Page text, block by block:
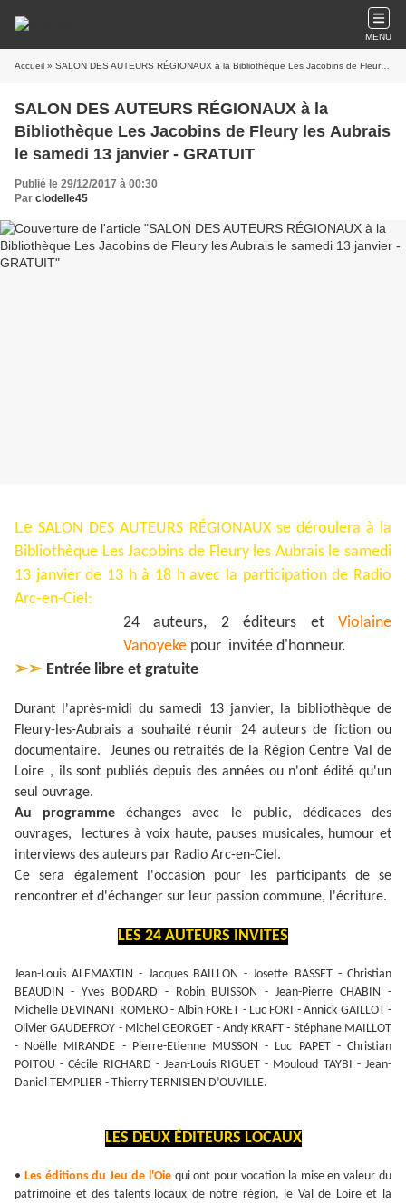
MENU
Accueil » SALON DES AUTEURS RÉGIONAUX à la Bibliothèque Les Jacobins de Fleury les Aubrais le samedi 13 janvier - GRATUIT
SALON DES AUTEURS RÉGIONAUX à la
Bibliothèque Les Jacobins de Fleury les Aubrais
le samedi 13 janvier - GRATUIT
Publié le 29/12/2017 à 00:30
Par clodelle45
Le SALON DES AUTEURS RÉGIONAUX se déroulera à la
Bibliothèque Les Jacobins de Fleury les Aubrais le samedi
13 janvier de 13 h à 18 h avec la participation de Radio
Arc-en-Ciel:
24 auteurs, 2 éditeurs et Violaine
Vanoyeke pour invitée d'honneur.
➢➢ Entrée libre et gratuite
Durant l'après-midi du samedi 13 janvier, la bibliothèque de
Fleury-les-Aubrais a souhaité réunir 24 auteurs de fiction ou
documentaire. Jeunes ou retraités de la Région Centre Val de
Loire , ils sont publiés depuis des années ou n'ont édité qu'un
seul ouvrage.
Au programmeéchanges avec le public, dédicaces des
ouvrages, lectures à voix haute, pauses musicales, humour et
interviews des auteurs par Radio Arc-en-Ciel.
Ce sera également l'occasion pour les participants de se
rencontrer et d'échanger sur leur passion commune, l'écriture.
LES 24 AUTEURS INVITES
Jean-Louis ALEMAXTIN - Jacques BAILLON - Josette BASSET - Christian
BEAUDIN - Yves BODARD - Robin BUISSON - Jean-Pierre CHABIN -
Michelle DEVINANT ROMERO - Albin FORET - Luc FORI - Annick GAILLOT -
Olivier GAUDEFROY - Michel GEORGET - Andy KRAFT - Stéphane MAILLOT
- Noëlle MIRANDE - Pierre-Etienne MUSSON - Luc PAPET - Christian
POITOU - Cécile RICHARD - Jean-Louis RIGUET - Mouloud TAYBI - Jean-
Daniel TEMPLIER - Thierry TERNISIEN D’OUVILLE.
LES DEUX ÉDITEURS LOCAUX
• Les éditions du Jeu de l'Oiequi ont pour vocation la mise en valeur du
patrimoine et des talents locaux de notre région, le Val de Loire et la